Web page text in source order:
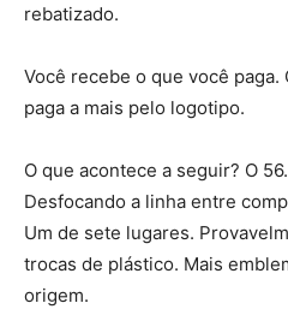
rebatizado.
Você recebe o que você paga.
paga a mais pelo logotipo.
O que acontece a seguir? O
Desfocando a linha entre
Um de sete lugares.
trocas de plástico. Mais
origem.